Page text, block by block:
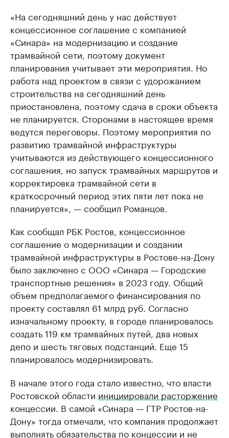
«На сегодняшний день у нас действует
концессионное соглашение с компанией
«Синара» на модернизацию и создание
трамвайной сети, поэтому документ
планирования учитывает эти мероприятия. Но
работа над проектом в связи с удорожанием
строительства на сегодняшний день
приостановлена, поэтому сдача в сроки объекта
не планируется. Сторонами в настоящее время
ведутся переговоры. Поэтому мероприятия по
развитию трамвайной инфраструктуры
учитываются из действующего концессионного
соглашения, но запуск трамвайных маршрутов и
корректировка трамвайной сети в
краткосрочный период этих пяти лет пока не
планируется», — сообщил Романцов.
Как сообщал РБК Ростов, концессионное
соглашение о модернизации и создании
трамвайной инфраструктуры в Ростове-на-Дону
было заключено с ООО «Синара — Городские
транспортные решения» в 2023 году. Общий
объем предполагаемого финансирования по
проекту составлял 61 млрд руб. Согласно
изначальному проекту, в городе планировалось
создать 119 км трамвайных путей, два новых
депо и шесть тяговых подстанций. Еще 15
планировалось модернизировать.
В начале этого года стало известно, что власти
Ростовской области инициировали расторжение
концессии. В самой «Синара — ГТР Ростов-на-
Дону» тогда отмечали, что компания продолжает
выполнять обязательства по концессии и не